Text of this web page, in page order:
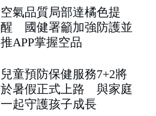
空氣品質局部達橘色提
醒 國健署籲加強防護並
推APP掌握空品
兒童預防保健服務7+2將
於暑假正式上路 與家庭
一起守護孩子成長